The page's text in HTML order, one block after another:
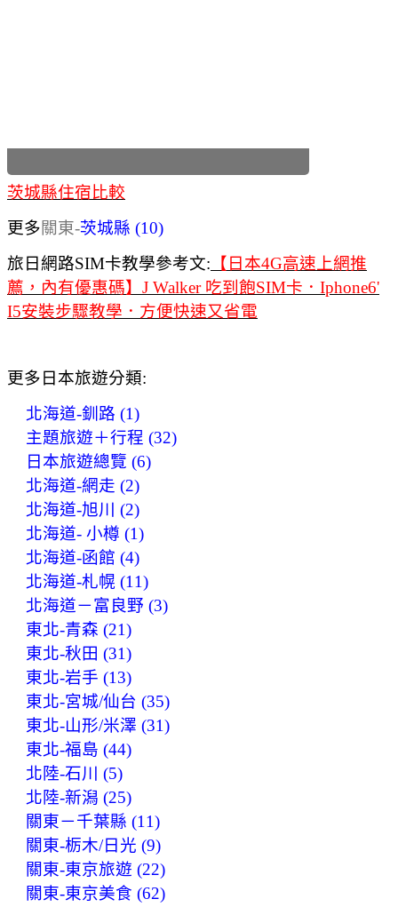
茨城縣住宿比較
更多關東-茨城縣 (10)
旅日網路SIM卡教學參考文: 【日本4G高速上網推
薦，內有優惠碼】J Walker 吃到飽SIM卡．Iphone6'
I5安裝步驟教學．方便快速又省電
更多日本旅遊分類:
北海道-釧路 (1)
主題旅遊＋行程 (32)
日本旅遊總覽 (6)
北海道-網走 (2)
北海道-旭川 (2)
北海道- 小樽 (1)
北海道-函館 (4)
北海道-札幌 (11)
北海道－富良野 (3)
東北-青森 (21)
東北-秋田 (31)
東北-岩手 (13)
東北-宮城/仙台 (35)
東北-山形/米澤 (31)
東北-福島 (44)
北陸-石川 (5)
北陸-新潟 (25)
關東－千葉縣 (11)
關東-栃木/日光 (9)
關東-東京旅遊 (22)
關東-東京美食 (62)